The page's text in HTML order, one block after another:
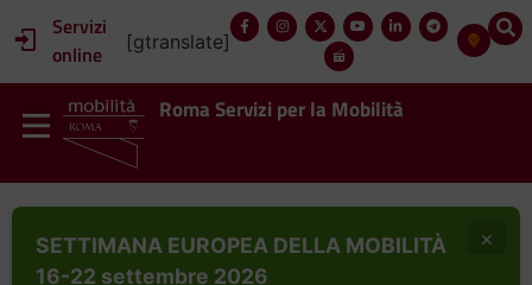
Servizi
online
[gtranslate]
Roma Servizi per la Mobilità
SETTIMANA EUROPEA DELLA MOBILITÀ
16-22 settembre 2026
×